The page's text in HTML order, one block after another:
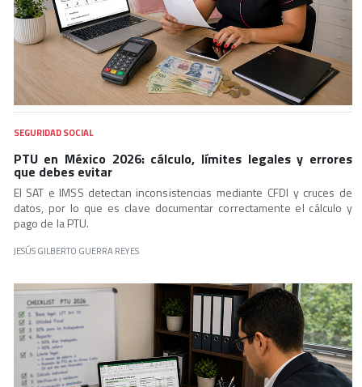
SEGURIDAD SOCIAL
PTU en México 2026: cálculo, límites legales y errores
que debes evitar
El SAT e IMSS detectan inconsistencias mediante CFDI y cruces de
datos, por lo que es clave documentar correctamente el cálculo y
pago de la PTU.
JESÚS GILBERTO GUERRA REYES